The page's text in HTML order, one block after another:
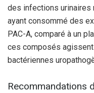
des infections urinaires
ayant consommé des
PAC-A, comparé à un
ces composés
bactériennes
Recommandations